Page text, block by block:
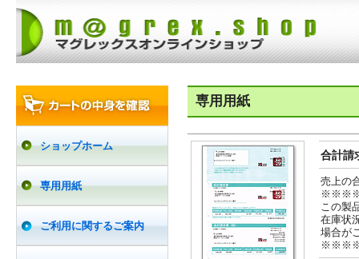
ショップホーム
専用用紙
ご利用に関するご案内
専用用紙
合計請
売上の
この製
在庫状
場合が